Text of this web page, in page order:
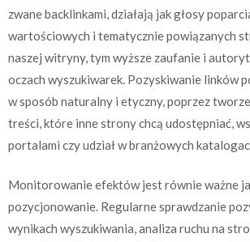
zwane backlinkami, działają jak głosy
wartościowych i tematycznie powiązanych
naszej witryny, tym wyższe zaufanie i
oczach wyszukiwarek. Pozyskiwanie linków
w sposób naturalny i etyczny, poprzez
treści, które inne strony chcą udostępniać,
portalami czy udział w branżowych
Monitorowanie efektów jest równie ważne
pozycjonowanie. Regularne sprawdzanie
wynikach wyszukiwania, analiza ruchu na